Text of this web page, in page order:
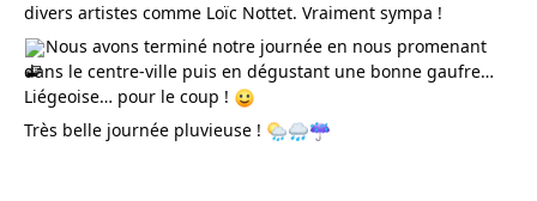
divers artistes comme Loïc Nottet. Vraiment sympa !
Nous avons terminé notre journée en nous promenant
dans le centre-ville puis en dégustant une bonne gaufre…
Liégeoise… pour le coup !
Très belle journée pluvieuse !